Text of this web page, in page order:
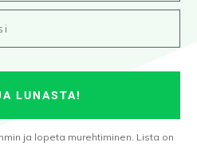
LUNASTA!
ja lopeta murehtiminen. Lista on